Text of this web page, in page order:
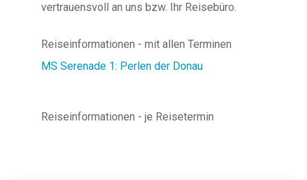
vertrauensvoll an uns bzw. Ihr Reisebüro.
Reiseinformationen - mit allen Terminen
MS Serenade 1: Perlen der Donau
Reiseinformationen - je Reisetermin